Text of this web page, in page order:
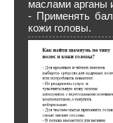
маслами арганы
- Применять
кожи головы.